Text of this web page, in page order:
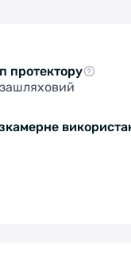
протектору